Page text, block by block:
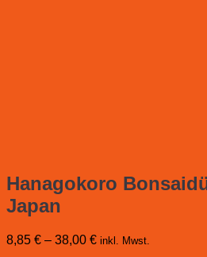
Hanagokoro
Japan
8,85 € – 38,00 € inkl. Mwst.